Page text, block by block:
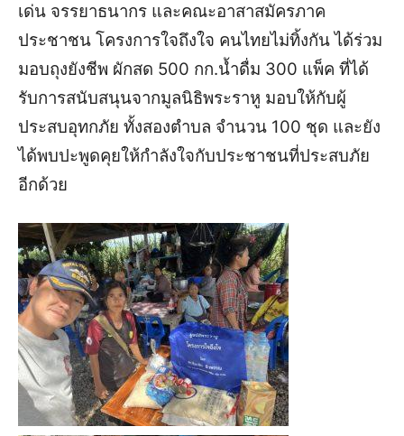
เด่น จรรยาธนากร และคณะอาสาสมัครภาค
ประชาชน โครงการใจถึงใจ คนไทยไม่ทิ้งกัน ได้ร่วม
มอบถุงยังชีพ ผักสด 500 กก.น้ำดื่ม 300 แพ็ค ที่ได้
รับการสนับสนุนจากมูลนิธิพระราหู มอบให้กับผู้
ประสบอุทกภัย ทั้งสองตำบล จำนวน 100 ชุด และยัง
ได้พบปะพูดคุยให้กำลังใจกับประชาชนที่ประสบภัย
อีกด้วย